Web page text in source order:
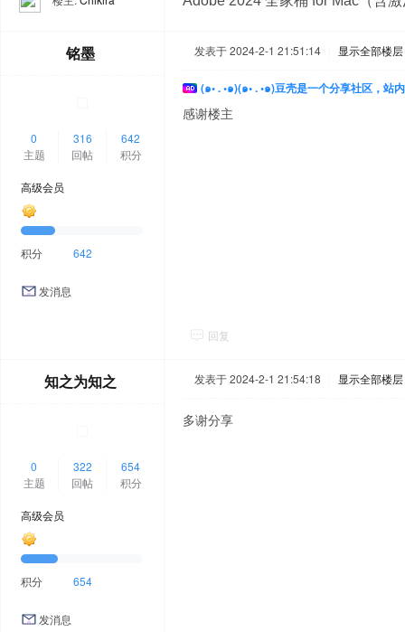
铭墨
0
主题
316
回帖
642
积分
高级会员
积分 642
发消息
发表于 2024-2-1 21:51:14 显示全部楼层
(๑• . •๑)(๑• . •๑)豆壳是一个分享社区，站
感谢楼主
回复
知之为知之
0
主题
322
回帖
654
积分
高级会员
积分 654
发消息
发表于 2024-2-1 21:54:18 显示全部楼层
多谢分享